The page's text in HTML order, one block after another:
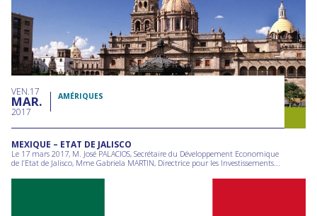
VEN 17
MAR
2017
AMÉRIQUES
MEXIQUE – ETAT DE JALISCO
Le 17 mars 2017, M. José PALACIOS, Secrétaire du Développement Economique
de l’Etat de Jalisco, Mme Gabriela MARTIN, Directrice pour les Investissements...